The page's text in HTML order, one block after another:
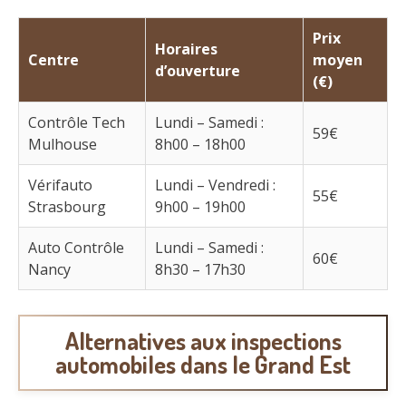
Centre
Horaires
d’ouverture
Prix
moyen
(€)
Contrôle Tech
Mulhouse
Lundi – Samedi :
8h00 – 18h00
59€
Vérifauto
Strasbourg
Lundi – Vendredi :
9h00 – 19h00
55€
Auto Contrôle
Nancy
Lundi – Samedi :
8h30 – 17h30
60€
Alternatives aux inspections
automobiles dans le Grand Est